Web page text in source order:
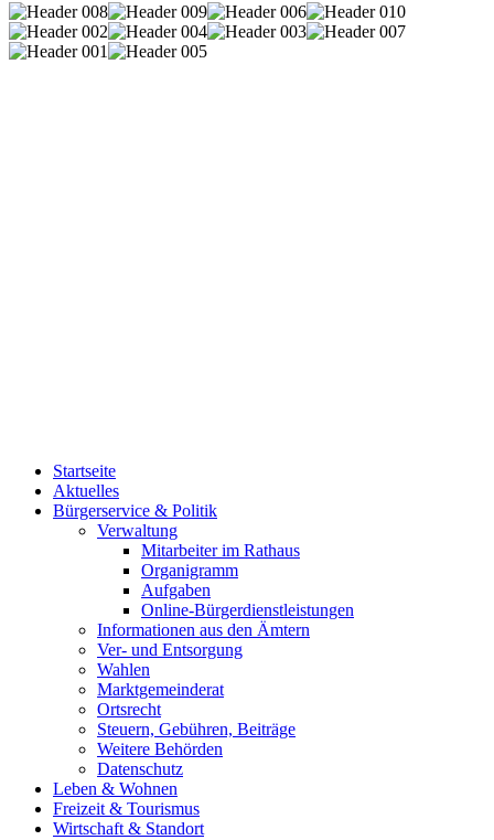
Startseite
Aktuelles
Bürgerservice & Politik
Verwaltung
Mitarbeiter im Rathaus
Organigramm
Aufgaben
Online-Bürgerdienstleistungen
Informationen aus den Ämtern
Ver- und Entsorgung
Wahlen
Marktgemeinderat
Ortsrecht
Steuern, Gebühren, Beiträge
Weitere Behörden
Datenschutz
Leben & Wohnen
Freizeit & Tourismus
Wirtschaft & Standort